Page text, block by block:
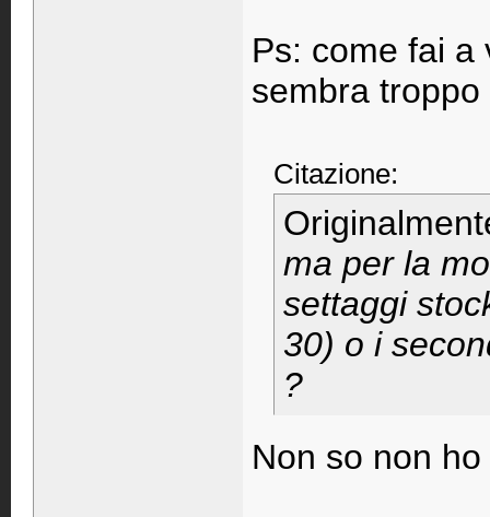
Ps: come fai a
sembra
Citazione:
ma per la
settaggi
30) o i
?
Non so non